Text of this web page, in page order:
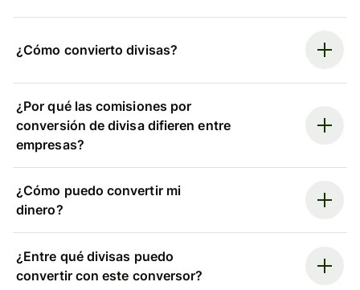
¿Cómo convierto divisas?
¿Por qué las comisiones por
conversión de divisa difieren entre
empresas?
¿Cómo puedo convertir mi
dinero?
¿Entre qué divisas puedo
convertir con este conversor?